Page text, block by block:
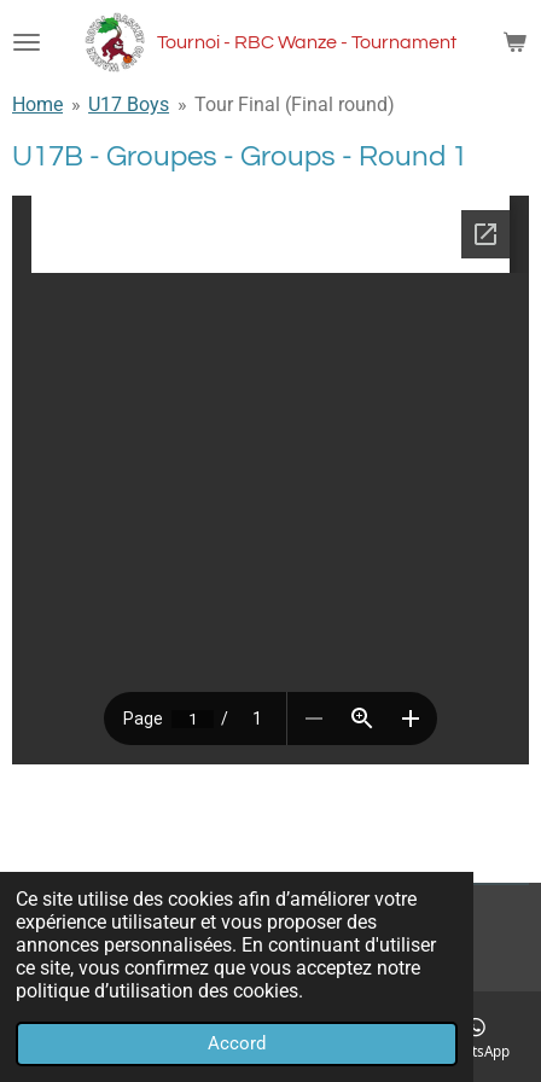
Ce site utilise des cookies afin d’améliorer votre
expérience utilisateur et vous proposer des
annonces personnalisées. En continuant d'utiliser
ce site, vous confirmez que vous acceptez notre
politique d’utilisation des cookies.
Accord
au
principal
Tournoi - RBC Wanze - Tournament
Home » U17 Boys » Tour Final (Final round)
U17B - Groupes - Groups - Round 1
© 2022 - 2026 RBC Wanze - Tournoi
Propulsé parWebador
Carte WhatsApp